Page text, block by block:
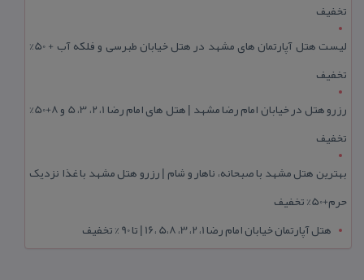
تخفیف
لیست هتل آپارتمان های مشهد در هتل خیابان طبرسی و فلکه آب + 50%
تخفیف
رزرو هتل در خیابان امام رضا مشهد | هتل‌ های امام رضا 1، 2، 3، 5 و 8+50%
تخفیف
بهترین هتل مشهد با صبحانه، ناهار و شام | رزرو هتل مشهد با غذا نزدیک
حرم+50% تخفیف
هتل آپارتمان خیابان امام رضا 1، 2، 3، 5،8 ،16 | تا 90 % تخفیف